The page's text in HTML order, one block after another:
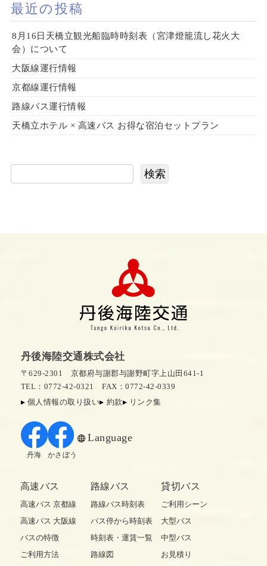
最近の投稿
8月16日天橋立観光船臨時時刻表（宮津燈籠流し花火大
会）について
大阪線運行情報
京都線運行情報
路線バス運行情報
天橋立ホテル × 高速バス お得な宿泊セットプラン
検索
丹後海陸交通株式会社
〒629-2301 京都府与謝郡与謝野町字上山田641-1
TEL：0772-42-0321
FAX：0772-42-0339
個人情報の取り扱い
約款 リンク集
Language
丹海 かさぼう
高速バス
高速バス 京都線
高速バス 大阪線
バスの特徴
ご利用方法
路線バス
路線バス時刻表
バス停から時刻表
時刻表・運賃一覧
路線図
貸切バス
ご利用シーン
大型バス
中型バス
お見積り